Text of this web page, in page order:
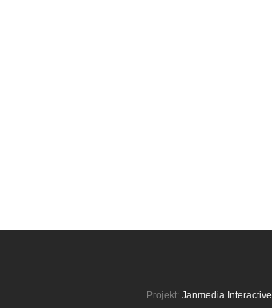
Projekt: Janmedia Interactive